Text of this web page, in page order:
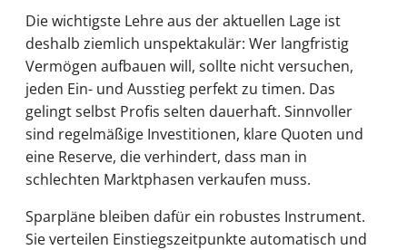
Die wichtigste Lehre aus der aktuellen Lage ist
deshalb ziemlich unspektakulär: Wer langfristig
Vermögen aufbauen will, sollte nicht versuchen,
jeden Ein- und Ausstieg perfekt zu timen. Das
gelingt selbst Profis selten dauerhaft. Sinnvoller
sind regelmäßige Investitionen, klare Quoten und
eine Reserve, die verhindert, dass man in
schlechten Marktphasen verkaufen muss.
Sparpläne bleiben dafür ein robustes Instrument.
Sie verteilen Einstiegszeitpunkte automatisch und